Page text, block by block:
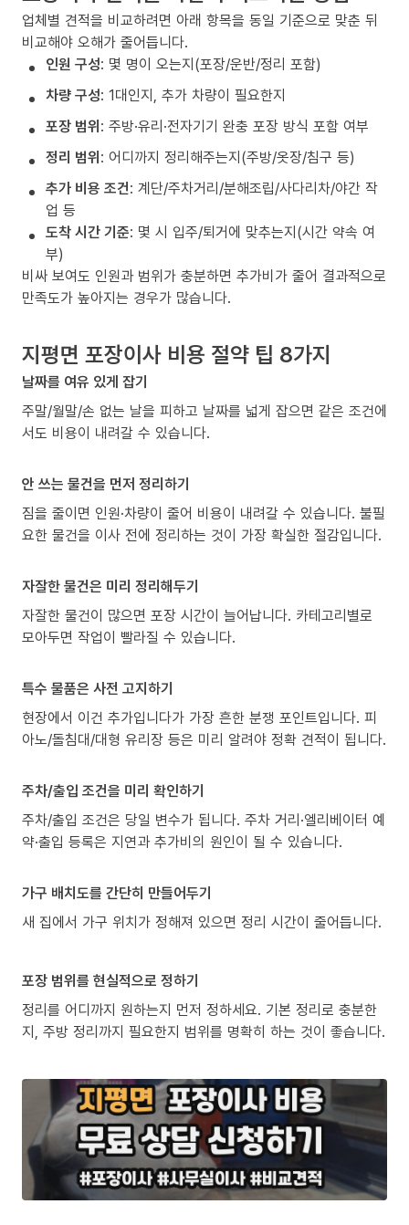
업체별 견적을 비교하려면 아래 항목을 동일 기준으로 맞춘 뒤
비교해야 오해가 줄어듭니다.
인원 구성: 몇 명이 오는지(포장/운반/정리 포함)
차량 구성: 1대인지, 추가 차량이 필요한지
포장 범위: 주방·유리·전자기기 완충 포장 방식 포함 여부
정리 범위: 어디까지 정리해주는지(주방/옷장/침구 등)
추가 비용 조건: 계단/주차거리/분해조립/사다리차/야간 작
업 등
도착 시간 기준: 몇 시 입주/퇴거에 맞추는지(시간 약속 여
부)
비싸 보여도 인원과 범위가 충분하면 추가비가 줄어 결과적으로
만족도가 높아지는 경우가 많습니다.
지평면 포장이사 비용 절약 팁 8가지
날짜를 여유 있게 잡기
주말/월말/손 없는 날을 피하고 날짜를 넓게 잡으면 같은 조건에
서도 비용이 내려갈 수 있습니다.
안 쓰는 물건을 먼저 정리하기
짐을 줄이면 인원·차량이 줄어 비용이 내려갈 수 있습니다. 불필
요한 물건을 이사 전에 정리하는 것이 가장 확실한 절감입니다.
자잘한 물건은 미리 정리해두기
자잘한 물건이 많으면 포장 시간이 늘어납니다. 카테고리별로
모아두면 작업이 빨라질 수 있습니다.
특수 물품은 사전 고지하기
현장에서 이건 추가입니다가 가장 흔한 분쟁 포인트입니다. 피
아노/돌침대/대형 유리장 등은 미리 알려야 정확 견적이 됩니다.
주차/출입 조건을 미리 확인하기
주차/출입 조건은 당일 변수가 됩니다. 주차 거리·엘리베이터 예
약·출입 등록은 지연과 추가비의 원인이 될 수 있습니다.
가구 배치도를 간단히 만들어두기
새 집에서 가구 위치가 정해져 있으면 정리 시간이 줄어듭니다.
포장 범위를 현실적으로 정하기
정리를 어디까지 원하는지 먼저 정하세요. 기본 정리로 충분한
지, 주방 정리까지 필요한지 범위를 명확히 하는 것이 좋습니다.